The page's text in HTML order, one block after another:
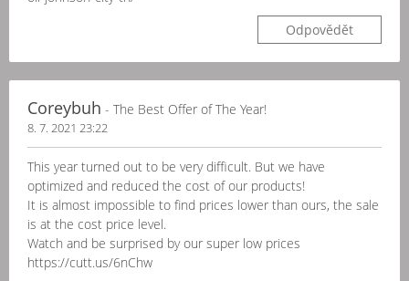
Odpovědět
Coreybuh - The Best Offer of The Year!
8. 7. 2021 23:22
This year turned out to be very difficult. But we have
optimized and reduced the cost of our products!
It is almost impossible to find prices lower than ours, the sale
is at the cost price level.
Watch and be surprised by our super low prices
https://cutt.us/6nChw